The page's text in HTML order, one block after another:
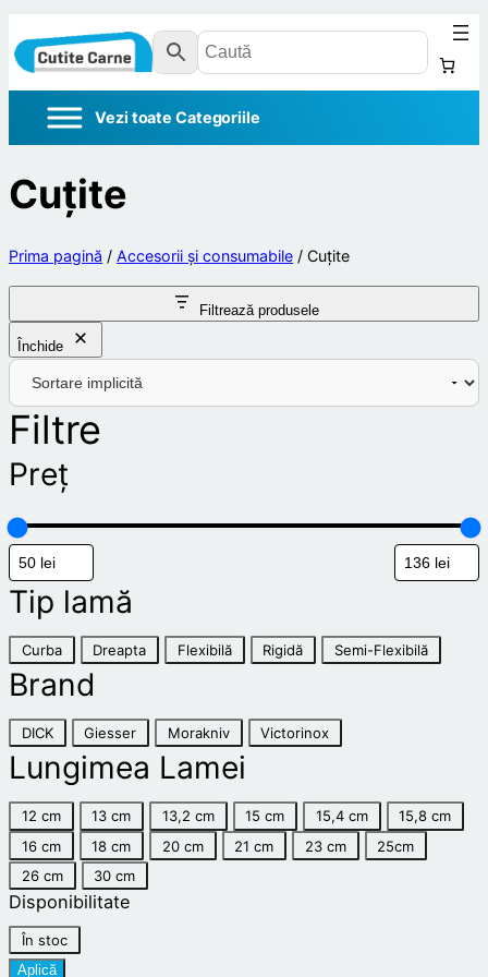
Cuțite
Prima pagină / Accesorii și consumabile / Cuțite
Filtrează produsele
Închide
Filtre
Preț
Tip lamă
i
a
Curba Dreapta Flexibilă Rigidă Semi-Flexibilă
Brand
r
DICK Giesser Morakniv Victorinox
Lungimea Lamei
n
g
i
m
12 cm 13 cm 13,2 cm 15 cm 15,4 cm
15,8 cm
16 cm
18 cm 20 cm 21 cm 23 cm
25cm
26 cm
30 cm
Disponibilitate
t
În stoc
Aplică